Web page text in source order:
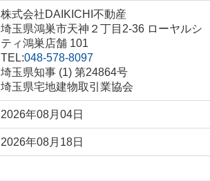
株式会社DAIKICHI不動産
埼玉県鴻巣市天神２丁目2-36 ローヤルシ
ティ鴻巣店舗 101
TEL:048-578-8097
埼玉県知事 (1) 第24864号
埼玉県宅地建物取引業協会
2026年08月04日
2026年08月18日